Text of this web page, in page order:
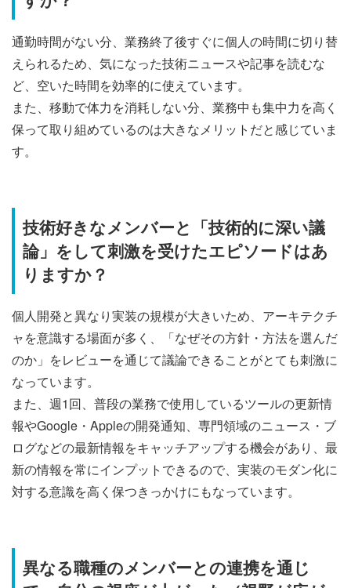
通勤時間がない分、業務終了後すぐに個人の時間に切り替
えられるため、気になった技術ニュースや記事を読むな
ど、空いた時間を効率的に使えています。
また、移動で体力を消耗しない分、業務中も集中力を高く
保って取り組めているのは大きなメリットだと感じていま
す。
技術好きなメンバーと「技術的に深い議
論」をして刺激を受けたエピソードはあ
りますか？
個人開発と異なり実装の規模が大きいため、アーキテクチ
ャを意識する場面が多く、「なぜその方針・方法を選んだ
のか」をレビューを通じて議論できることがとても刺激に
なっています。
また、週1回、普段の業務で使用しているツールの更新情
報やGoogle・Appleの開発通知、専門領域のニュース・ブ
ログなどの最新情報をキャッチアップする機会があり、最
新の情報を常にインプットできるので、実装のモダン化に
対する意識を高く保つきっかけにもなっています。
異なる職種のメンバーとの連携を通じ